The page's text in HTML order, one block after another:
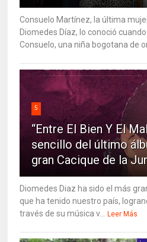
Consuelo Martínez, la última
Diomedes Díaz, lo conoció
Consuelo, una niña bogotana de
5
“Entre El Bien Y El
sencillo del último
gran Cacique de la
Diomedes Diaz ha sido el más
que ha tenido nuestro país,
través de su música v... Leer Más